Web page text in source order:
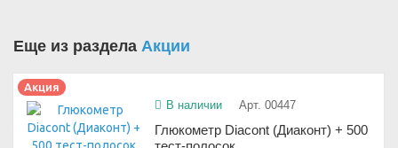
Еще из раздела Акции
Акция
В наличии Арт. 00447
Глюкометр Diacont (Диаконт) + 500